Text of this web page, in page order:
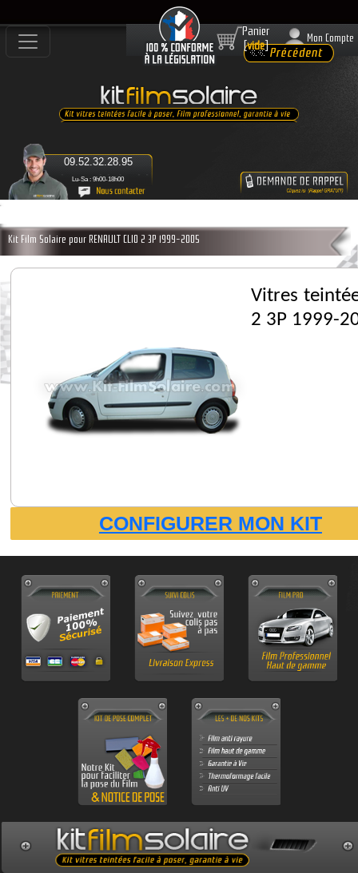
Lu-Sa : 9h00-18h00
09.52.32.28.95
Panier
[vide]
Mon Compte
Kit Film Solaire pour RENAULT CLIO 2 3P 1999-2005
Vitres
2 3P 1999-
CONFIGURER MON KIT